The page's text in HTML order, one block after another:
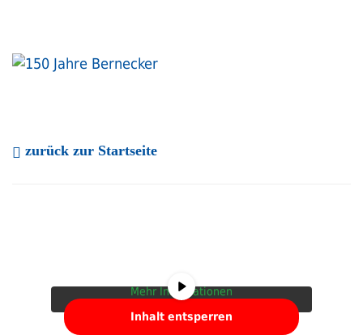
zurück zur Startseite
Mehr Informationen
Inhalt entsperren